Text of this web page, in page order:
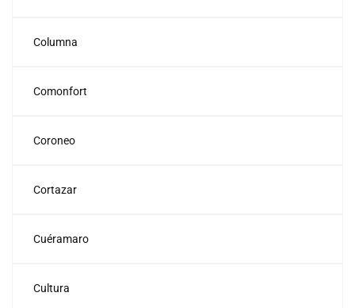
Columna
Comonfort
Coroneo
Cortazar
Cuéramaro
Cultura